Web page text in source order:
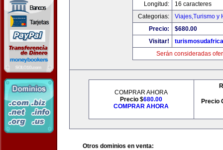
Longitud:
16 caracteres
Categorias:
Viajes,Turismo y
Precio:
$680.00
Visitar!
Serán consideradas
COMPRAR AHORA
Precio $680.00
COMPRAR AHORA
Precio
Otros dominios en venta: